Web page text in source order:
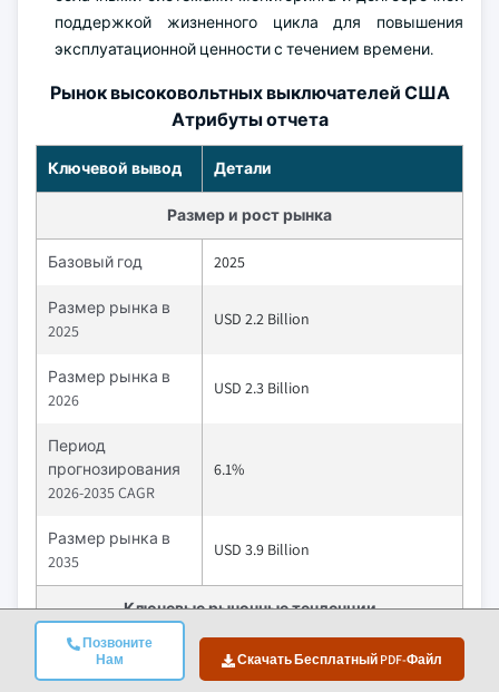
Позвоните
Нам
Скачать Бесплатный PDF-Файл
поддержкой жизненного цикла для повышения
эксплуатационной ценности с течением времени.
Рынок высоковольтных выключателей США
Атрибуты отчета
Ключевой вывод Детали
Размер и рост рынка
Базовый год 2025
Размер рынка в
2025
USD 2.2 Billion
Размер рынка в
2026
USD 2.3 Billion
Период
прогнозирования
2026-2035 CAGR
6.1%
Размер рынка в
2035
USD 3.9 Billion
Ключевые рыночные тенденции
Водители Влияние